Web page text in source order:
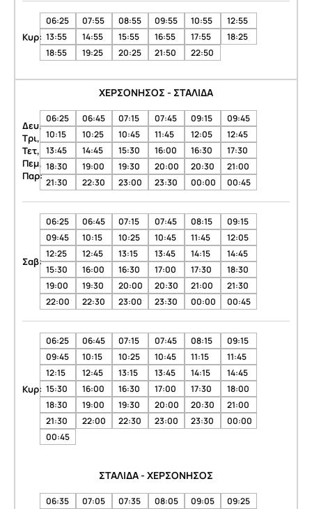
Κυρ:
06:25 07:55 08:55 09:55 10:55
12:55
13:55
14:55 15:55 16:55 17:55
18:25
18:55
19:25 20:25 21:50 22:50
ΧΕΡΣΟΝΗΣΟΣ - ΣΤΑΛΙΔΑ
Δευ,
Τρι,
Τετ,
Πεμ,
Παρ:
06:25 06:45 07:15 07:45 09:15
09:45
10:15
10:25 10:45 11:45 12:05
12:45
13:45
14:45 15:30 16:00 16:30
17:30
18:30
19:00 19:30 20:00 20:30
21:00
21:30
22:30 23:00 23:30 00:00 00:45
Σαβ:
06:25 06:45 07:15 07:45 08:15
09:15
09:45
10:15 10:25 10:45 11:45
12:05
12:25
12:45 13:15 13:45 14:15
14:45
15:30
16:00 16:30 17:00 17:30
18:30
19:00
19:30 20:00 20:30 21:00
21:30
22:00
22:30 23:00 23:30 00:00 00:45
Κυρ:
06:25 06:45 07:15 07:45 08:15
09:15
09:45
10:15 10:25 10:45 11:15
11:45
12:15
12:45 13:15 13:45 14:15
14:45
15:30
16:00 16:30 17:00 17:30
18:00
18:30
19:00 19:30 20:00 20:30
21:00
21:30
22:00 22:30 23:00 23:30
00:00
00:45
ΣΤΑΛΙΔΑ - ΧΕΡΣΟΝΗΣΟΣ
06:35 07:05 07:35 08:05 09:05
09:25